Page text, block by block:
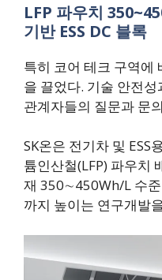
LFP 파우치
기반 ESS DC 블록
특히 코어 테크 구역에
을 끌었다. 기술 안전
관계자들의 질문과 문
SK온은 전기차 및 ESS
튬인산철(LFP) 파우치
재 350∼450Wh/L 수
까지 높이는 연구개발